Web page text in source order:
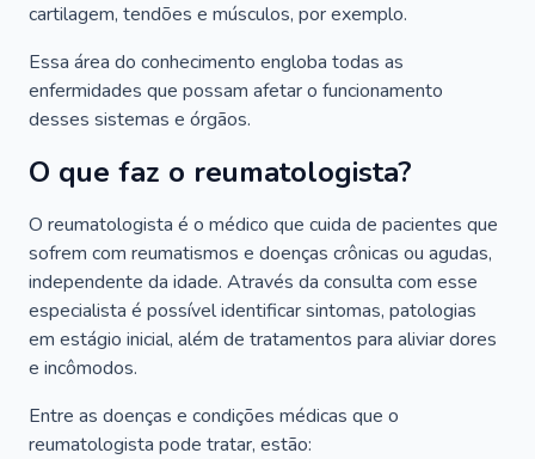
cartilagem, tendões e músculos, por exemplo.
Essa área do conhecimento engloba todas as
enfermidades que possam afetar o funcionamento
desses sistemas e órgãos.
O que faz o reumatologista?
O reumatologista é o médico que cuida de pacientes que
sofrem com reumatismos e doenças crônicas ou agudas,
independente da idade. Através da consulta com esse
especialista é possível identificar sintomas, patologias
em estágio inicial, além de tratamentos para aliviar dores
e incômodos.
Entre as doenças e condições médicas que o
reumatologista pode tratar, estão: